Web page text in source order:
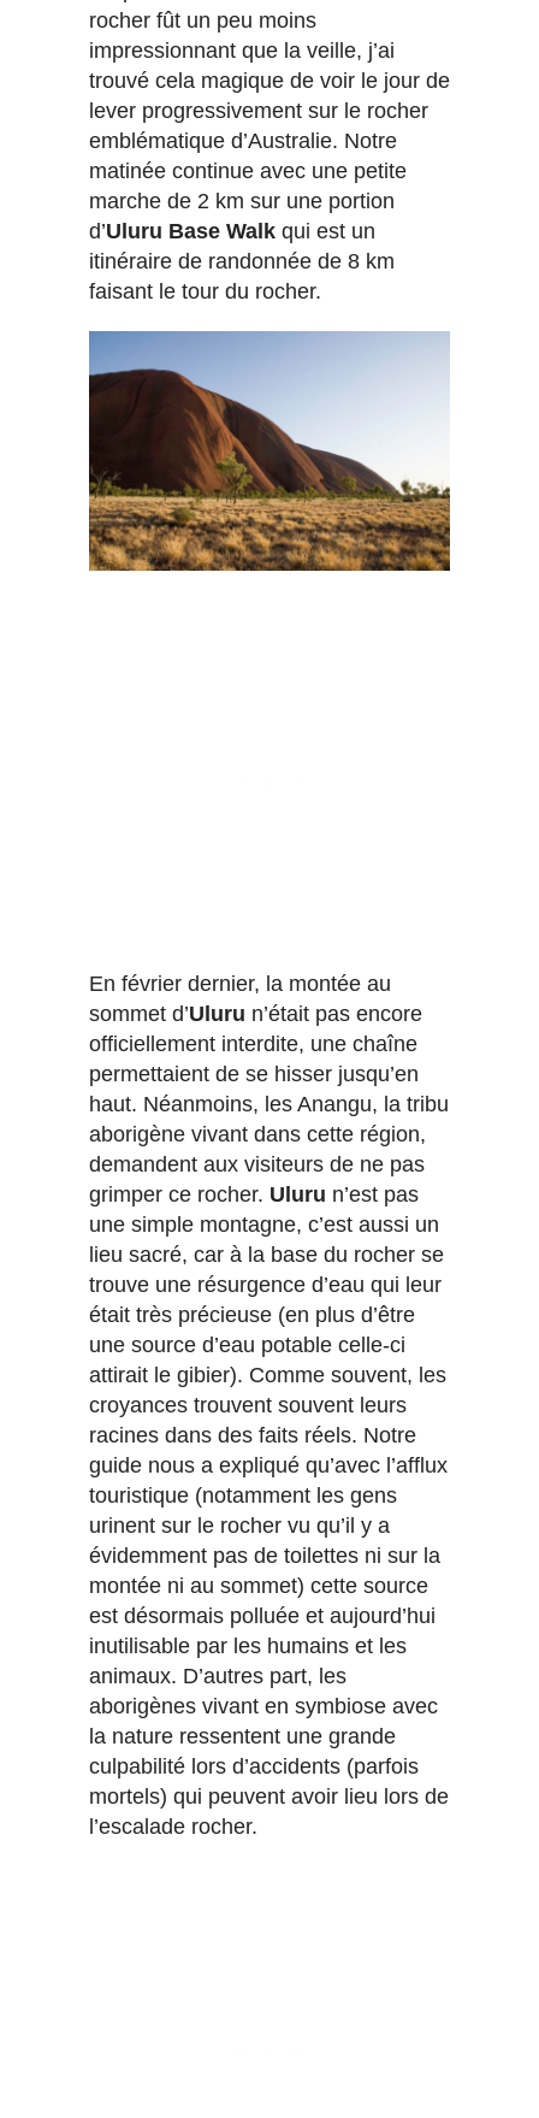
rocher fût un peu moins
impressionnant que la veille, j’ai
trouvé cela magique de voir le jour de
lever progressivement sur le rocher
emblématique d’Australie. Notre
matinée continue avec une petite
marche de 2 km sur une portion
d’Uluru Base Walk qui est un
itinéraire de randonnée de 8 km
faisant le tour du rocher.
En février dernier, la montée au
sommet d’Uluru n’était pas encore
officiellement interdite, une chaîne
permettaient de se hisser jusqu’en
haut. Néanmoins, les Anangu, la tribu
aborigène vivant dans cette région,
demandent aux visiteurs de ne pas
grimper ce rocher. Uluru n’est pas
une simple montagne, c’est aussi un
lieu sacré, car à la base du rocher se
trouve une résurgence d’eau qui leur
était très précieuse (en plus d’être
une source d’eau potable celle-ci
attirait le gibier). Comme souvent, les
croyances trouvent souvent leurs
racines dans des faits réels. Notre
guide nous a expliqué qu’avec l’afflux
touristique (notamment les gens
urinent sur le rocher vu qu’il y a
évidemment pas de toilettes ni sur la
montée ni au sommet) cette source
est désormais polluée et aujourd’hui
inutilisable par les humains et les
animaux. D’autres part, les
aborigènes vivant en symbiose avec
la nature ressentent une grande
culpabilité lors d’accidents (parfois
mortels) qui peuvent avoir lieu lors de
l’escalade rocher.